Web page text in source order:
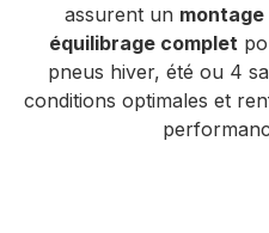
assurent un montage
équilibrage complet
pneus hiver, été ou 4
conditions optimales et